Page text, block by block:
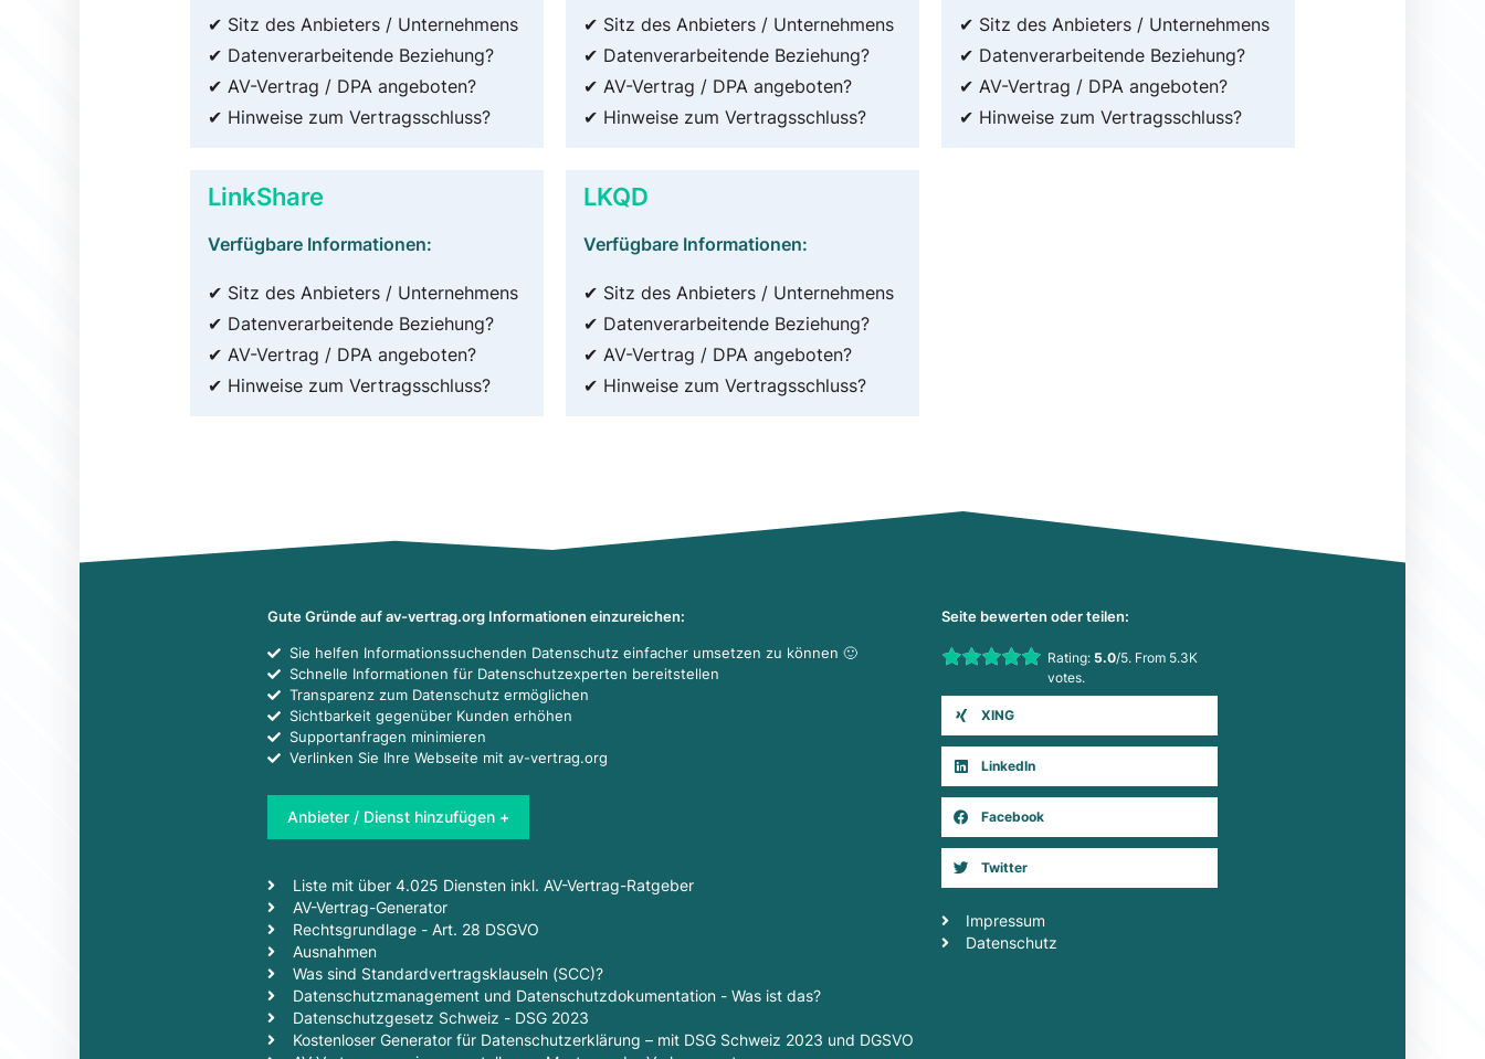
✔ Sitz des Anbieters / Unternehmens
✔ Datenverarbeitende Beziehung?
✔ AV-Vertrag / DPA angeboten?
✔ Hinweise zum Vertragsschluss?
✔ Sitz des Anbieters / Unternehmens
✔ Datenverarbeitende Beziehung?
✔ AV-Vertrag / DPA angeboten?
✔ Hinweise zum Vertragsschluss?
✔ Sitz des Anbieters / Unternehmens
✔ Datenverarbeitende Beziehung?
✔ AV-Vertrag / DPA angeboten?
✔ Hinweise zum Vertragsschluss?
LinkShare
Verfügbare Informationen:
✔ Sitz des Anbieters / Unternehmens
✔ Datenverarbeitende Beziehung?
✔ AV-Vertrag / DPA angeboten?
✔ Hinweise zum Vertragsschluss?
LKQD
Verfügbare Informationen:
✔ Sitz des Anbieters / Unternehmens
✔ Datenverarbeitende Beziehung?
✔ AV-Vertrag / DPA angeboten?
✔ Hinweise zum Vertragsschluss?
Gute Gründe auf av-vertrag.org Informationen einzureichen:
Sie helfen Informationssuchenden Datenschutz einfacher umsetzen zu können 🙂
Schnelle Informationen für Datenschutzexperten bereitstellen
Transparenz zum Datenschutz ermöglichen
Sichtbarkeit gegenüber Kunden erhöhen
Supportanfragen minimieren
Verlinken Sie Ihre Webseite mit av-vertrag.org
Anbieter / Dienst hinzufügen +
Liste mit über 4.025 Diensten inkl. AV-Vertrag-Ratgeber
AV-Vertrag-Generator
Rechtsgrundlage - Art. 28 DSGVO
Ausnahmen
Was sind Standardvertragsklauseln (SCC)?
Datenschutzmanagement und Datenschutzdokumentation - Was ist das?
Datenschutzgesetz Schweiz - DSG 2023
Kostenloser Generator für Datenschutzerklärung – mit DSG Schweiz 2023 und DGSVO
Seite bewerten oder teilen:
Rate this item:
Submit Rating
Rating: 5.0/5. From 5.3K
votes.
XING
LinkedIn
Facebook
Twitter
Impressum
Datenschutz